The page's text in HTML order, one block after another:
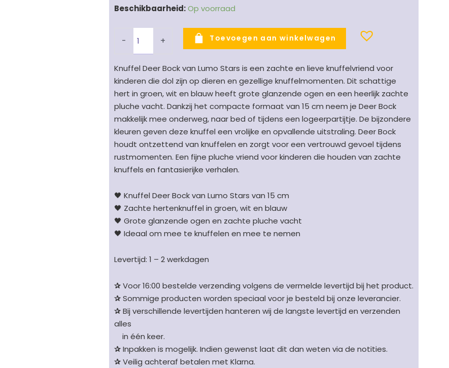
Beschikbaarheid:Op voorraad
-
Lumo
-
hert
groen/wit/blauw
-
15
cm
aantal
+ Toevoegen aan winkelwagen
Knuffel Deer Bock van Lumo Stars is een zachte en lieve knuffelvriend voor
kinderen die dol zijn op dieren en gezellige knuffelmomenten. Dit schattige
hert in groen, wit en blauw heeft grote glanzende ogen en een heerlijk zachte
pluche vacht. Dankzij het compacte formaat van 15 cm neem je Deer Bock
makkelijk mee onderweg, naar bed of tijdens een logeerpartijtje. De bijzondere
kleuren geven deze knuffel een vrolijke en opvallende uitstraling. Deer Bock
houdt ontzettend van knuffelen en zorgt voor een vertrouwd gevoel tijdens
rustmomenten. Een fijne pluche vriend voor kinderen die houden van zachte
knuffels en fantasierijke verhalen.
🖤 Knuffel Deer Bock van Lumo Stars van 15 cm
🖤 Zachte hertenknuffel in groen, wit en blauw
🖤 Grote glanzende ogen en zachte pluche vacht
🖤 Ideaal om mee te knuffelen en mee te nemen
Levertijd: 1 – 2 werkdagen
✰Voor 16:00 bestelde verzending volgens de vermelde levertijd bij het product.
✰Sommige producten worden speciaal voor je besteld bij onze leverancier.
✰Bij verschillende levertijden hanteren wij de langste levertijd en verzenden
alles
in één keer.
✰Inpakken is mogelijk. Indien gewenst laat dit dan weten via de notities.
✰Veilig achteraf betalen met Klarna.